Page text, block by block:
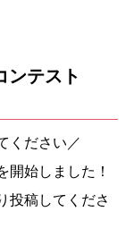
ンテスト
ください／
開始しました！
投稿してくださ